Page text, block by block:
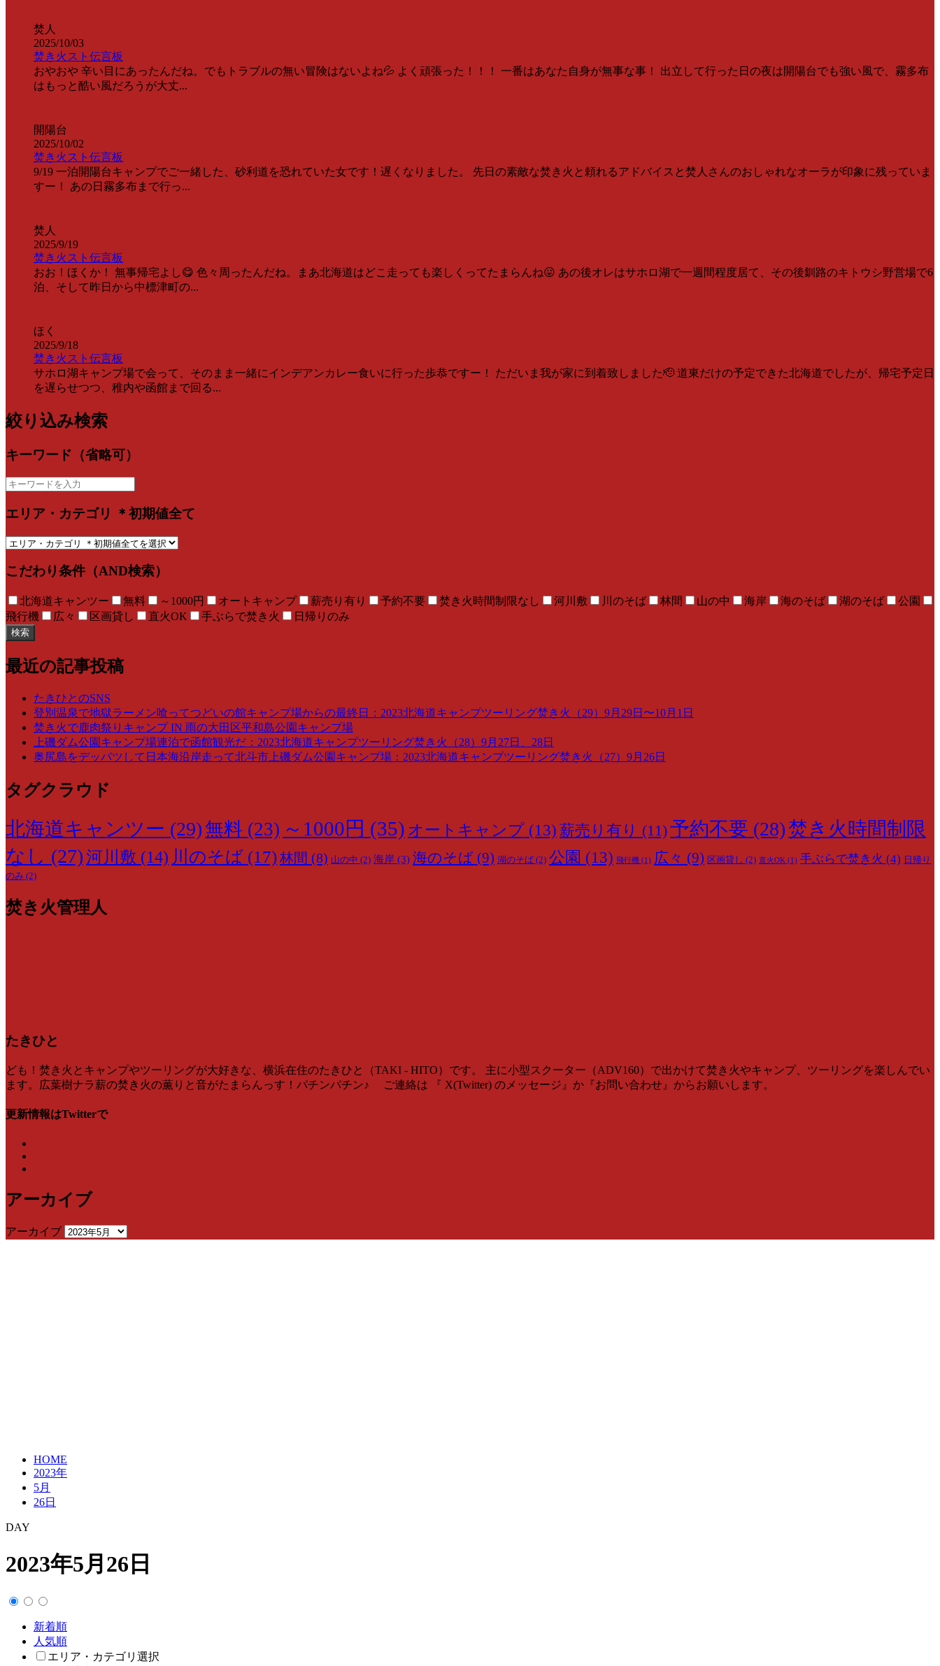
焚人
2025/10/03
焚き火スト伝言板
おやおや 辛い目にあったんだね。でもトラブルの無い冒険はないよね💦 よく頑張った！！！ 一番はあなた自身が無事な事！ 出立して行った日の夜は開陽台でも強い風で、霧多布
はもっと酷い風だろうが大丈...
開陽台
2025/10/02
焚き火スト伝言板
9/19 一泊開陽台キャンプでご一緒した、砂利道を恐れていた女です！遅くなりました。 先日の素敵な焚き火と頼れるアドバイスと焚人さんのおしゃれなオーラが印象に残っていま
すー！ あの日霧多布まで行っ...
焚人
2025/9/19
焚き火スト伝言板
おお！ほくか！ 無事帰宅よし😋 色々周ったんだね。まあ北海道はどこ走っても楽しくってたまらんね😛 あの後オレはサホロ湖で一週間程度居て、その後釧路のキトウシ野営場で6
泊、そして昨日から中標津町の...
ほく
2025/9/18
焚き火スト伝言板
サホロ湖キャンプ場で会って、そのまま一緒にインデアンカレー食いに行った歩恭ですー！ ただいま我が家に到着致しました🫡 道東だけの予定できた北海道でしたが、帰宅予定日
を遅らせつつ、稚内や函館まで回る...
絞り込み検索
キーワード（省略可）
エリア・カテゴリ ＊初期値全て
こだわり条件（AND検索）
北海道キャンツー 無料 ～1000円 オートキャンプ 薪売り有り 予約不要 焚き火時間制限なし 河川敷 川のそば 林間 山の中 海岸 海のそば 湖のそば
公園
飛行機
広々 区画貸し 直火OK 手ぶらで焚き火 日帰りのみ
検索
最近の記事投稿
たきひとのSNS
登別温泉で地獄ラーメン喰ってつどいの館キャンプ場からの最終日：2023北海道キャンプツーリング焚き火（29）9月29日〜10月1日
焚き火で鹿肉祭りキャンプ IN 雨の大田区平和島公園キャンプ場
上磯ダム公園キャンプ場連泊で函館観光だ：2023北海道キャンプツーリング焚き火（28）9月27日、28日
奥尻島をデッパツして日本海沿岸走って北斗市上磯ダム公園キャンプ場：2023北海道キャンプツーリング焚き火（27）9月26日
タグクラウド
北海道キャンツー (29)無料 (23) ～1000円 (35) オートキャンプ (13) 薪売り有り (11)予約不要 (28)焚き火時間制限
なし (27)河川敷 (14) 川のそば (17)林間 (8) 山の中 (2) 海岸 (3) 海のそば (9) 湖のそば (2) 公園 (13) 飛行機 (1) 広々 (9) 区画貸し (2) 直火OK (1) 手ぶらで焚き火 (4) 日帰り
のみ (2)
焚き火管理人
たきひと
ども！焚き火とキャンプやツーリングが大好きな、横浜在住のたきひと（TAKI - HITO）です。 主に小型スクーター（ADV160）で出かけて焚き火やキャンプ、ツーリングを楽しんでい
ます。広葉樹ナラ薪の焚き火の薫りと音がたまらんっす！パチンパチン♪ ご連絡は 『 X(Twitter) のメッセージ』か『お問い合わせ』からお願いします。
更新情報はTwitterで
アーカイブ
アーカイブ
HOME
2023年
5月
26日
DAY
2023年5月26日
新着順
人気順
エリア・カテゴリ選択